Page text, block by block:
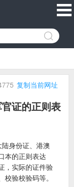
复制当前网址
证的正则表
身份证、港澳
本的正则表达
，实际的证件验
验校验码等。